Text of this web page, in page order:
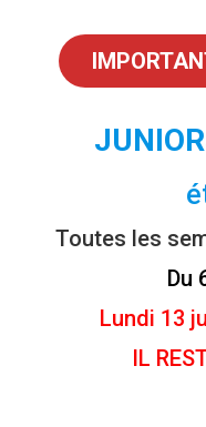
Toutes les
Du
Lundi 13
IL